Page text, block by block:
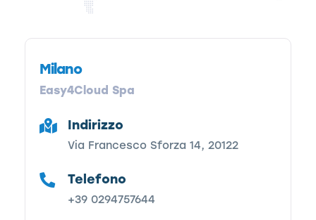
Milano
Easy4Cloud Spa
Indirizzo
Via Francesco Sforza 14, 20122
Telefono
+39 0294757644